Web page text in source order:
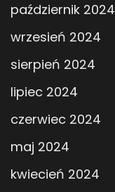
październik 2024
wrzesień 2024
sierpień 2024
lipiec 2024
czerwiec 2024
maj 2024
kwiecień 2024